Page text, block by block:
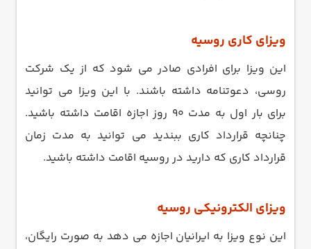
ویزای کاری روسیه
این ویزا برای افرادی صادر می شود که از یک شرکت
روسی، دعوتنامه داشته باشند. با این ویزا می توانید
برای بار اول به مدت 90 روز اجازه اقامت داشته باشید.
چنانچه قرارداد کاری ببندید می توانید به مدت زمان
قرارداد کاری که دارید در روسیه اقامت داشته باشید.
ویزای الکترونیکی روسیه
این نوع ویزا به ایرانیان اجازه می دهد به صورت رایگان،